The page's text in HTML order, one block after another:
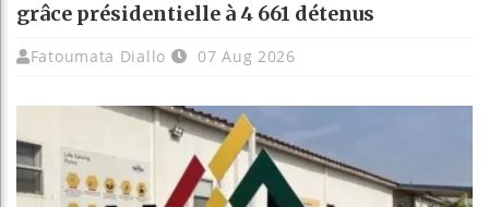
grâce présidentielle à 4 661 détenus
Fatoumata Diallo 07 Aug 2026